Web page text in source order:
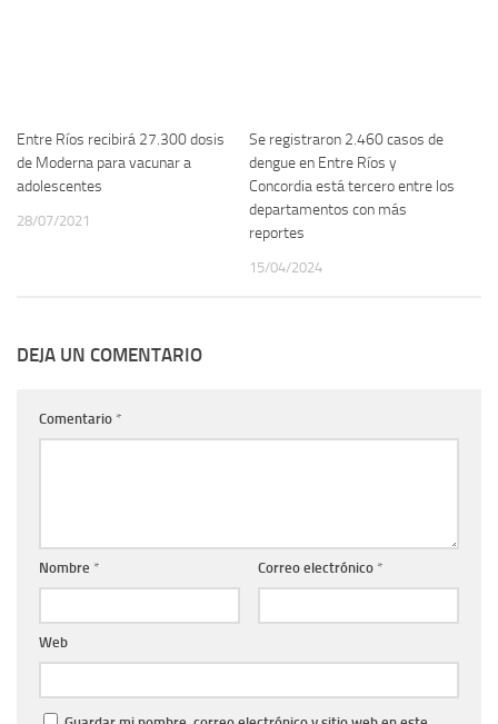
Entre Ríos recibirá 27.300 dosis
de Moderna para vacunar a
adolescentes
28/07/2021
Se registraron 2.460 casos de
dengue en Entre Ríos y
Concordia está tercero entre los
departamentos con más
reportes
15/04/2024
DEJA UN COMENTARIO
Comentario *
Nombre * Correo electrónico *
Web